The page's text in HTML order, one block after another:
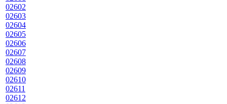
02602
02603
02604
02605
02606
02607
02608
02609
02610
02611
02612